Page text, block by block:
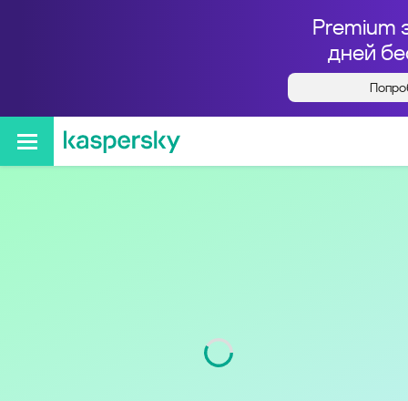
Premium
дней
Кто звонил с номера
+74956657575